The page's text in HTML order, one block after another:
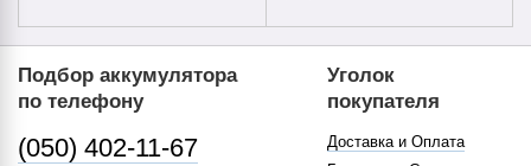
Подбор аккумулятора
по телефону
(050) 402-11-67
Уголок
покупателя
Доставка и Оплата